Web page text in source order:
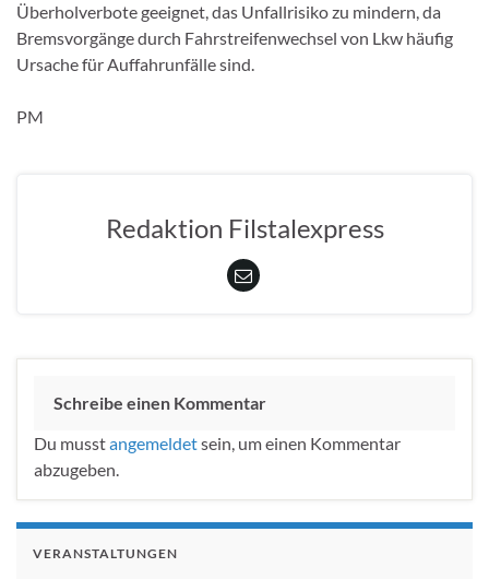
Überholverbote geeignet, das Unfallrisiko zu mindern, da
Bremsvorgänge durch Fahrstreifenwechsel von Lkw häufig
Ursache für Auffahrunfälle sind.
PM
Redaktion Filstalexpress
Schreibe einen Kommentar
Du musstangemeldetsein, um einen Kommentar
abzugeben.
VERANSTALTUNGEN